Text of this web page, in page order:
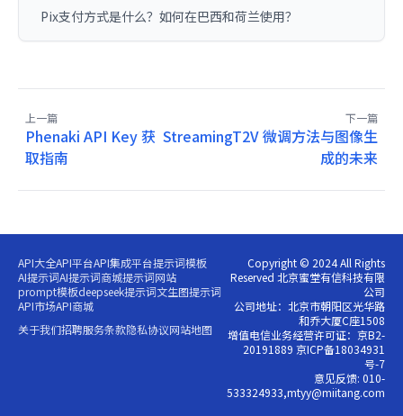
Pix支付方式是什么？如何在巴西和荷兰使用？
上一篇
Phenaki API Key 获
取指南
下一篇
StreamingT2V 微调方法与图像生
成的未来
API大全API平台API集成平台提示词模板
AI提示词AI提示词商城提示词网站
prompt模板deepseek提示词文生图提示词
API市场API商城
关于我们招聘服务条款隐私协议网站地图
Copyright © 2024 All Rights
Reserved 北京蜜堂有信科技有限
公司
公司地址：北京市朝阳区光华路
和乔大厦C座1508
增值电信业务经营许可证：京B2-
20191889 京ICP备18034931
号-7
意见反馈: 010-
533324933,mtyy@miitang.com